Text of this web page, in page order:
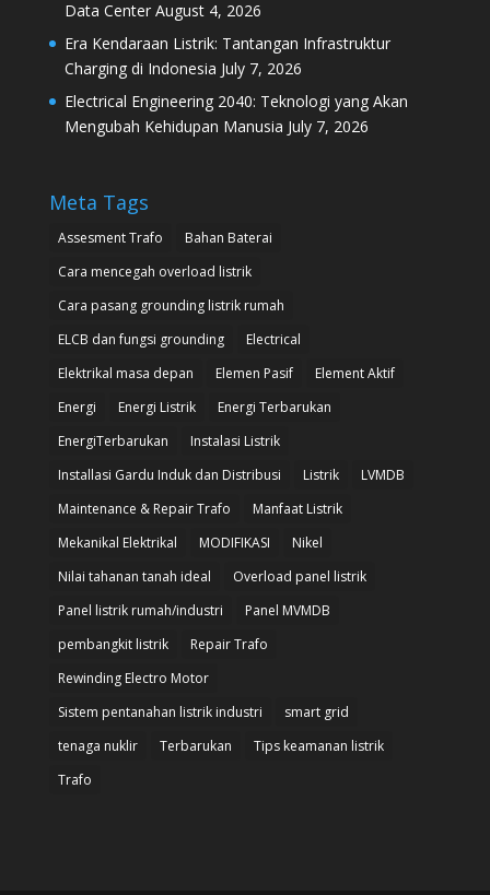
Data Center August 4, 2026
Era Kendaraan Listrik: Tantangan Infrastruktur
Charging di Indonesia July 7, 2026
Electrical Engineering 2040: Teknologi yang Akan
Mengubah Kehidupan Manusia July 7, 2026
Meta Tags
Assesment Trafo
Bahan Baterai
Cara mencegah overload listrik
Cara pasang grounding listrik rumah
ELCB dan fungsi grounding
Electrical
Elektrikal masa depan
Elemen Pasif
Element Aktif
Energi
Energi Listrik
Energi Terbarukan
EnergiTerbarukan
Instalasi Listrik
Installasi Gardu Induk dan Distribusi
Listrik
LVMDB
Maintenance & Repair Trafo
Manfaat Listrik
Mekanikal Elektrikal
MODIFIKASI
Nikel
Nilai tahanan tanah ideal
Overload panel listrik
Panel listrik rumah/industri
Panel MVMDB
pembangkit listrik
Repair Trafo
Rewinding Electro Motor
Sistem pentanahan listrik industri
smart grid
tenaga nuklir
Terbarukan
Tips keamanan listrik
Trafo